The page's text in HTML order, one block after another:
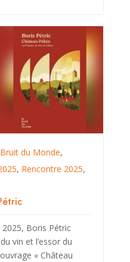
du Monde,
, Rencontre 2025,
Boris Pétric
vin et l’essor du
« Château